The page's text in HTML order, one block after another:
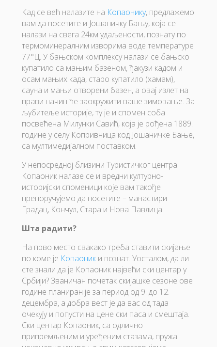
Кад се већ налазите на Копаонику, предлажемо
вам да посетите и Јошаничку Бању, која се
налази на свега 24км удаљености, познату по
термоминералним изворима воде температуре
77°Ц. У бањском комплексу налази се бањско
купатило са мањим базеном, ђакузи кадом и
осам мањих када, старо купатило (хамам),
сауна и мањи отворени базен, а овај излет на
прави начин ће заокружити ваше зимовање. За
љубитеље историје, ту је и спомен соба
посвећена Милунки Савић, која је рођена 1889.
године у селу Копривница код Јошаничке Бање,
са мултимедијалном поставком.
У непосредној близини Туристичког центра
Копаоник налазе се и вредни културно-
историјски споменици које вам такође
препоручујемо да посетите – манастири
Градац, Кончул, Стара и Нова Павлица.
Шта радити?
На прво место свакако треба ставити скијање
по коме је Копаоники познат. Уосталом, да ли
сте знали да је Копаоник највећи ски центар у
Србији? Званичан почетак скијашке сезоне ове
године планиран је за период од 9. до 12.
децембра, а добра вест је да вас од тада
очекују и попусти на цене ски паса и смештаја.
Ски центар Копаоник, са одлично
припремљеним и уређеним стазама, пружа